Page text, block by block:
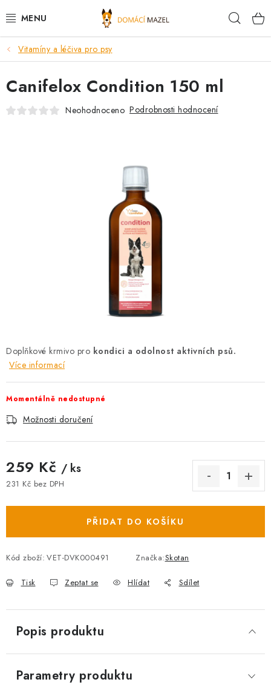
na
DOPORUČUJEME
VÝPRODEJ SKLADU
PSI
HODNOCENÍ OBCHODU
DOPRAVA PO OSTRAVĚ, HLUČÍNĚ A OKOLÍ
Věrnostní slevy
Vitamíny a léčiva pro psy
Doplňkové krmivo pro kondici a odolnost aktivních psů.
Více informací
Momentálně nedostupné
Možnosti doručení
259 Kč / ks
231 Kč bez DPH
PŘIDAT DO KOŠÍKU
Kód zboží: VET-DVK000491 Značka:Skotan
Tisk Zeptat se Hlídat Sdílet
Canifelox Condition 150 ml
Neohodnoceno Podrobnosti hodnocení
Popis produktu
Parametry produktu